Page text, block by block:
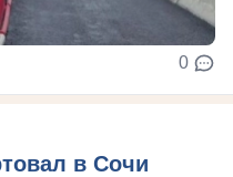
0
в Сочи